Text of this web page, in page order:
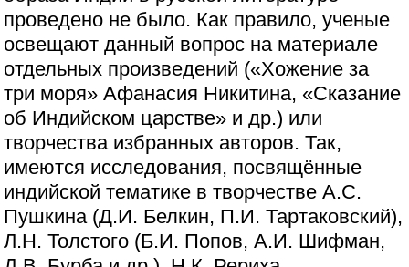
проведено не было. Как правило, ученые
освещают данный вопрос на материале
отдельных произведений («Хожение за
три моря» Афанасия Никитина, «Сказание
об Индийском царстве» и др.) или
творчества избранных авторов. Так,
имеются исследования, посвящённые
индийской тематике в творчестве А.С.
Пушкина (Д.И. Белкин, П.И. Тартаковский),
Л.Н. Толстого (Б.И. Попов, А.И. Шифман,